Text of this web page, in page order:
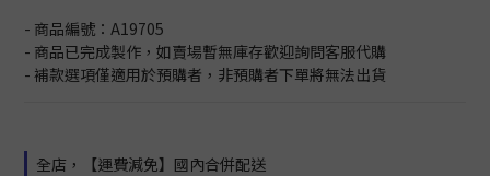
- 商品編號：A19705
- 商品已完成製作，如賣場暫無庫存歡迎詢問客服代購
- 補款選項僅適用於預購者，非預購者下單將無法出貨
全店，【運費減免】國內合併配送